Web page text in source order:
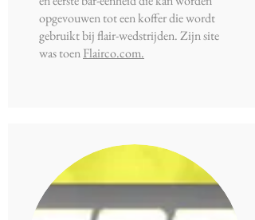
opgevouwen tot een koffer die wordt
gebruikt bij flair-wedstrijden. Zijn site
was toenFlairco.com.